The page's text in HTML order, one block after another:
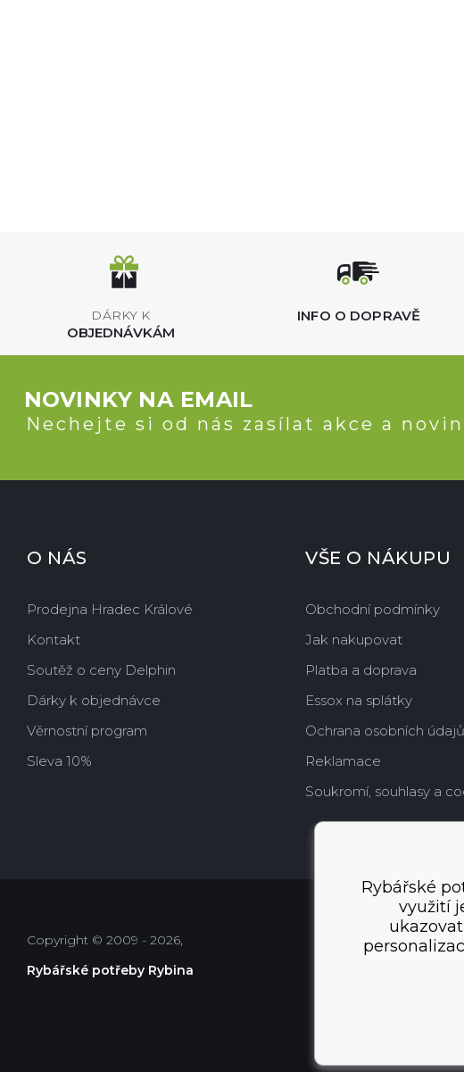
DÁRKY K
OBJEDNÁVKÁM
INFO O DOPRAVĚ
NOVINKY NA EMAIL
Nechejte si od nás zasílat akce a
O NÁS
Prodejna Hradec Králové
Kontakt
Soutěž o ceny Delphin
Dárky k objednávce
Věrnostní program
Sleva 10%
VŠE O NÁKUPU
Obchodní podmínky
Jak nakupovat
Platba a doprava
Essox na splátky
Ochrana osobních údajů
Reklamace
Soukromí, souhlasy a
Copyright © 2009 - 2026,
Rybářské potřeby Rybina
Rybářské
využití